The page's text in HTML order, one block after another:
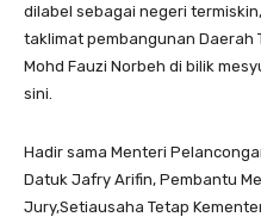
dilabel sebagai negeri
taklimat pembangunan Daerah
Mohd Fauzi Norbeh di bilik
sini.
Hadir sama Menteri
Datuk Jafry Arifin, Pembantu
Jury,Setiausaha Tetap